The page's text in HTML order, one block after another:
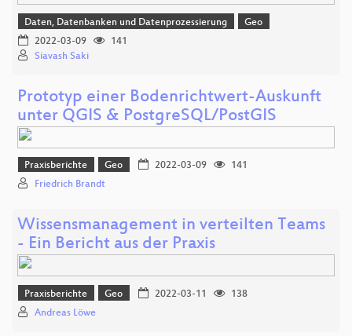
Daten, Datenbanken und Datenprozessierung
Geo
2022-03-09
141
Siavash Saki
Prototyp einer Bodenrichtwert-Auskunft
unter QGIS & PostgreSQL/PostGIS
Praxisberichte Geo 2022-03-09
141
Friedrich Brandt
Wissensmanagement in verteilten Teams
- Ein Bericht aus der Praxis
Praxisberichte Geo 2022-03-11
138
Andreas Löwe